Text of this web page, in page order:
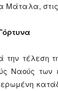
Μάταλα, στις
την τέλεση
Ναούς των